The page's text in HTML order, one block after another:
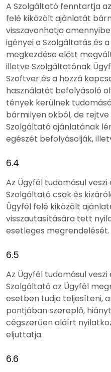
A Szolgáltató fenntartja
felé kiközölt ajánlatát
visszavonhatja
igényei a Szolgáltatás és
megkezdése előtt
illetve Szolgáltatónak
Szoftver és a hozzá
használatát befolyásoló
tények kerülnek
bármilyen okból, de
Szolgáltató ajánlatának
egészét befolyásolják,
6.4
Az Ügyfél tudomásul
Szolgáltató csak és
Ügyfél felé kiközölt
visszautasítására tett
esetleges megrendelését.
6.5
Az Ügyfél tudomásul
Szolgáltató az Ügyfél
esetben tudja teljesíteni,
pontjában szereplő,
cégszerűen aláírt
eljuttatja.
6.6